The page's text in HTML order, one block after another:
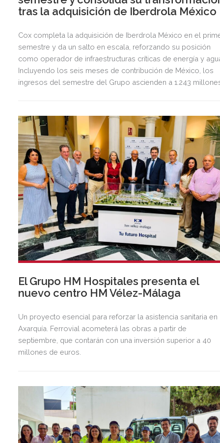
tras la adquisición de Iberdrola México
Cox completa la adquisición de Iberdrola México en el
semestre y da un salto en escala, reforzando su posición
como operador de infraestructuras críticas de energía y
Incluyendo los seis meses de contribución de México, los
ingresos del semestre del Grupo ascienden a 1.243
El Grupo HM Hospitales presenta el
nuevo centro HM Vélez-Málaga
Un proyecto esencial para reforzar la asistencia sanitaria en
Axarquía. Ferrovial acometerá las obras a partir de
septiembre, que contarán con una inversión superior a 40
millones de euros.